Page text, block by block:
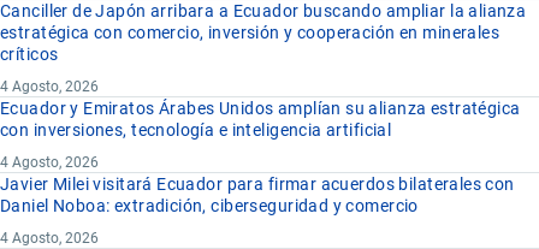
Canciller de Japón arribara a Ecuador buscando ampliar la alianza
estratégica con comercio, inversión y cooperación en minerales
críticos
4 Agosto, 2026
Ecuador y Emiratos Árabes Unidos amplían su alianza estratégica
con inversiones, tecnología e inteligencia artificial
4 Agosto, 2026
Javier Milei visitará Ecuador para firmar acuerdos bilaterales con
Daniel Noboa: extradición, ciberseguridad y comercio
4 Agosto, 2026